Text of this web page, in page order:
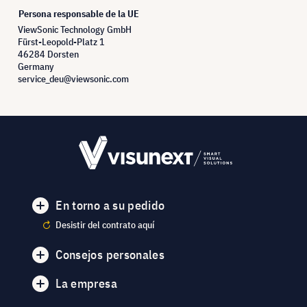
Persona responsable de la UE
ViewSonic Technology GmbH
Fürst-Leopold-Platz 1
46284 Dorsten
Germany
service_deu@viewsonic.com
En torno a su pedido
Desistir del contrato aquí
Consejos personales
La empresa